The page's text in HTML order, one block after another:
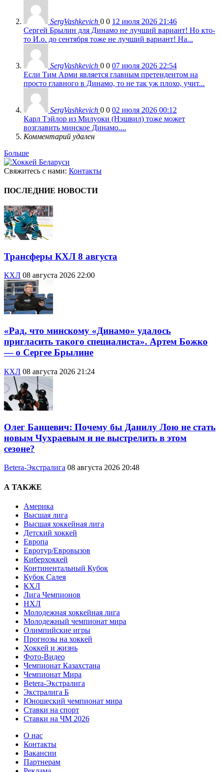
SergVashkevich 0 0 12 июля 2026 21:46
Сергей Брылин для Динамо не лучший вариант! Но кто-
то И.о. до сентября тоже не лучший вариант! На...
SergVashkevich 0 0 07 июля 2026 22:54
Если Тим Арми является главным претендентом на
просто главного в Динамо, то не так уж плохо, учит...
SergVashkevich 0 0 02 июля 2026 00:12
Карл Тэйлор из Милуоки (Нэшвил) тоже может
возглавить минское Динамо....
Комментарий удален
Больше
Свяжитесь с нами: Контакты
ПОСЛЕДНИЕ НОВОСТИ
Трансферы КХЛ 8 августа
КХЛ 08 августа 2026 22:00
«Рад, что минскому «Динамо» удалось
пригласить такого специалиста». Артем Божко
— о Сергее Брылине
КХЛ 08 августа 2026 21:24
Олег Банцевич: Почему бы Данилу Лою не стать
новым Чухраевым и не выстрелить в этом
сезоне?
Betera-Экстралига 08 августа 2026 20:48
А ТАКЖЕ
Америка
Высшая лига
Высшая хоккейная лига
Детский хоккей
Европа
Евротур/Евровызов
Киберхоккей
Континентальный Кубок
Кубок Салея
КХЛ
Лига Чемпионов
НХЛ
Молодежная хоккейная лига
Молодежный чемпионат мира
Олимпийские игры
Прогнозы на хоккей
Хоккей и жизнь
Фото-Видео
Чемпионат Казахстана
Чемпионат Мира
Betera-Экстралига
Экстралига Б
Юношеский чемпионат мира
Ставки на спорт
Ставки на ЧМ 2026
О нас
Контакты
Вакансии
Партнерам